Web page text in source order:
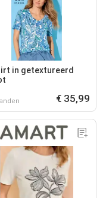
in getextureerd
€ 35,99